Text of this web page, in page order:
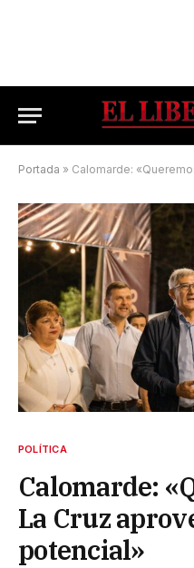
Portada » Calomarde:
POLÍTICA
Calomarde:
La Cruz
potencial»